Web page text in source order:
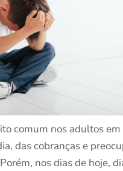
comum nos adultos
das cobranças e
nos dias de hoje,